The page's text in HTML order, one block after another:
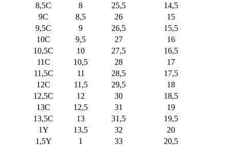
8,5C
8 25,5
14,5
9C
8,5 26
15
9,5C
9 26,5
15,5
10C
9,5 27
16
10,5C
10 27,5
16,5
11C
10,5 28
17
11,5C
11 28,5
17,5
12C
11,5 29,5
18
12,5C
12 30
18,5
13C
12,5 31
19
13,5C
13 31,5
19,5
1Y
13,5 32
20
1,5Y
1 33
20,5